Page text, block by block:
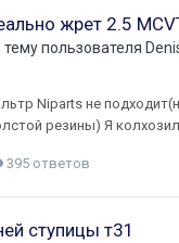
жрет 2.5
тему пользователя
Niparts не
резины) Я
395 ответов
ступицы т31